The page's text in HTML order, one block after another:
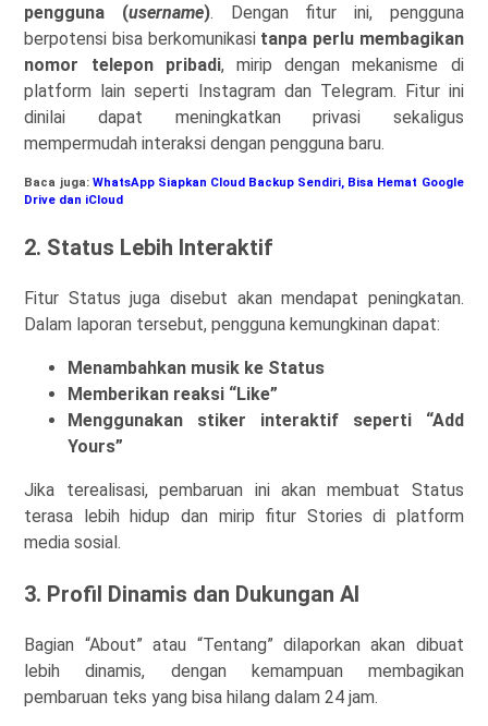
pengguna (username). Dengan fitur ini, pengguna
berpotensi bisa berkomunikasi tanpa perlu membagikan
nomor telepon pribadi, mirip dengan mekanisme di
platform lain seperti Instagram dan Telegram. Fitur ini
dinilai dapat meningkatkan privasi sekaligus
mempermudah interaksi dengan pengguna baru.
Baca juga: WhatsApp Siapkan Cloud Backup Sendiri, Bisa Hemat Google
Drive dan iCloud
2. Status Lebih Interaktif
Fitur Status juga disebut akan mendapat peningkatan.
Dalam laporan tersebut, pengguna kemungkinan dapat:
Menambahkan musik ke Status
Memberikan reaksi “Like”
Menggunakan stiker interaktif seperti “Add
Yours”
Jika terealisasi, pembaruan ini akan membuat Status
terasa lebih hidup dan mirip fitur Stories di platform
media sosial.
3. Profil Dinamis dan Dukungan AI
Bagian “About” atau “Tentang” dilaporkan akan dibuat
lebih dinamis, dengan kemampuan membagikan
pembaruan teks yang bisa hilang dalam 24 jam.